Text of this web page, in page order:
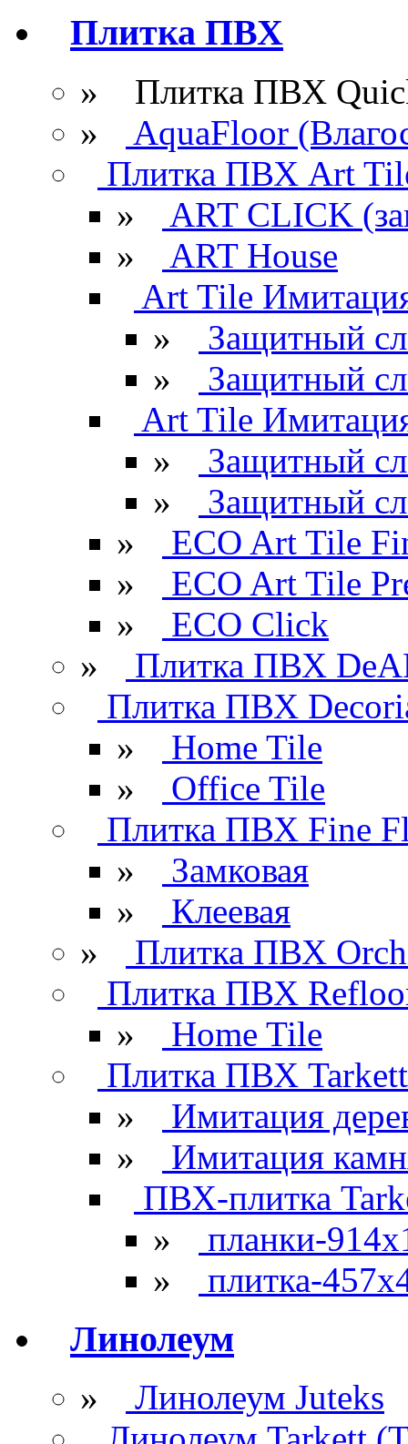
Плитка ПВХ
» Плитка ПВХ
»
AquaFloor
Плитка ПВХ Art
»
ART CLICK
»
ART House
Art Tile
»
Защитный
»
Защитный
Art Tile
»
Защитный
»
Защитный
»
ECO Art Tile
»
ECO Art Tile
»
ECO Click
»
Плитка ПВХ
Плитка ПВХ
»
Home Tile
»
Office Tile
Плитка ПВХ Fine
»
Замковая
»
Клеевая
»
Плитка ПВХ
Плитка ПВХ
»
Home Tile
Плитка ПВХ Tarkett
»
Имитация
»
Имитация
ПВХ-плитка
»
планки-
»
плитка-
Линолеум
»
Линолеум Juteks